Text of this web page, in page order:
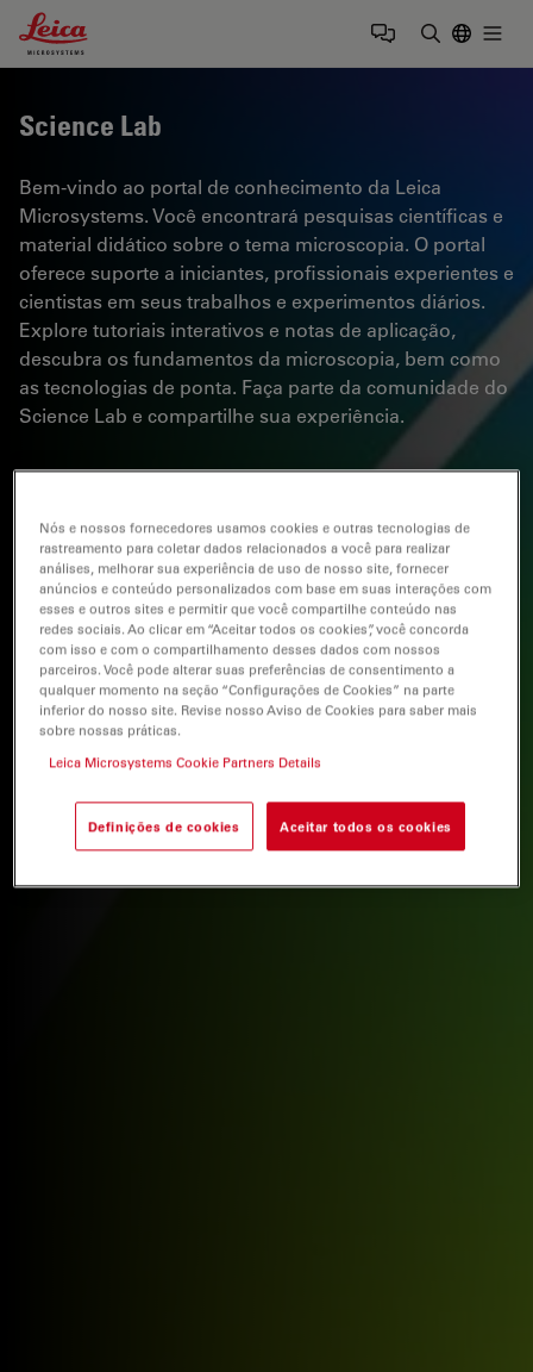
Leica Microsystems Logo
Science Lab
Bem-vindo ao portal de conhecimento da Leica
Microsystems. Você encontrará pesquisas científicas e
material didático sobre o tema microscopia. O portal
oferece suporte a iniciantes, profissionais experientes e
cientistas em seus trabalhos e experimentos diários.
Explore tutoriais interativos e notas de aplicação,
descubra os fundamentos da microscopia, bem como
as tecnologias de ponta. Faça parte da comunidade do
Science Lab e compartilhe sua experiência.
Nós e nossos fornecedores usamos cookies e outras tecnologias de
rastreamento para coletar dados relacionados a você para realizar
análises, melhorar sua experiência de uso de nosso site, fornecer
anúncios e conteúdo personalizados com base em suas interações com
esses e outros sites e permitir que você compartilhe conteúdo nas
redes sociais. Ao clicar em “Aceitar todos os cookies”, você concorda
com isso e com o compartilhamento desses dados com nossos
parceiros. Você pode alterar suas preferências de consentimento a
qualquer momento na seção “Configurações de Cookies” na parte
inferior do nosso site. Revise nosso Aviso de Cookies para saber mais
sobre nossas práticas.
Leica Microsystems Cookie Partners Details
Definições de cookies Aceitar todos os cookies